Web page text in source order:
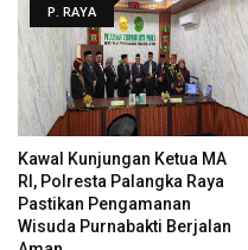
P. RAYA
Kawal Kunjungan Ketua MA
RI, Polresta Palangka Raya
Pastikan Pengamanan
Wisuda Purnabakti Berjalan